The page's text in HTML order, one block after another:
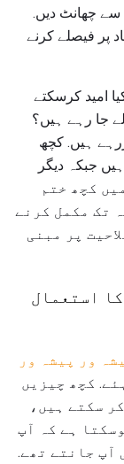
سے چھانٹ دیں.
پر فیصلے کرنے
امید کرسکتے
جا رہے ہیں؟
ہیں. کچھ
جبکہ دیگر
ہیں. آپ کو صرف 15 منٹ میں کچھ ختم
تک مکمل کرنے
پر مبنی
استعمال
ور پیشہ ور
کچھ چیزیں
سکتے ہیں،
ہے کہ آپ
آپ جانتے تھے.